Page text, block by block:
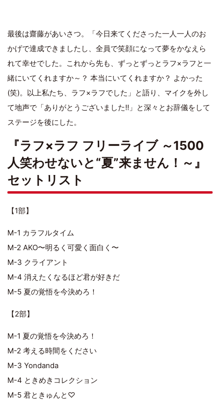
最後は齋藤があいさつ。「今日来てくださった一人一人のお
かげで達成できましたし、全員で笑顔になって夢をかなえら
れて幸せでした。これから先も、ずっとずっとラフ×ラフと一
緒にいてくれますか～？ 本当にいてくれますか？ よかった
(笑)。以上私たち、ラフ×ラフでした」と語り、マイクを外し
て地声で「ありがとうございました!!」と深々とお辞儀をして
ステージを後にした。
『ラフ×ラフ フリーライブ ～1500
人笑わせないと“夏”来ません！～』
セットリスト
【1部】
M-1 カラフルタイム
M-2 AKO〜明るく可愛く面白く〜
M-3 クライアント
M-4 消えたくなるほど君が好きだ
M-5 夏の覚悟を今決めろ！
【2部】
M-1 夏の覚悟を今決めろ！
M-2 考える時間をください
M-3 Yondanda
M-4 ときめきコレクション
M-5 君ときゅんと♡